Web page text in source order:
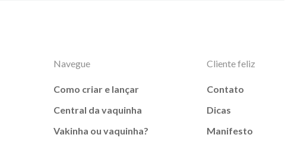
Navegue
Como criar e lançar
Central da vaquinha
Vakinha ou vaquinha?
Cliente feliz
Contato
Dicas
Manifesto